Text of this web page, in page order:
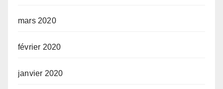
mars 2020
février 2020
janvier 2020